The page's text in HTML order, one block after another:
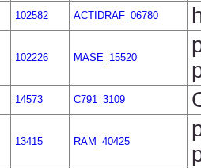
102582 ACTIDRAF_06780
102226 MASE_15520
14573 C791_3109
13415 RAM_40425